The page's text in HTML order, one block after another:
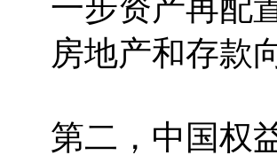
一步资产再配
房地产和存款
第二，中国权